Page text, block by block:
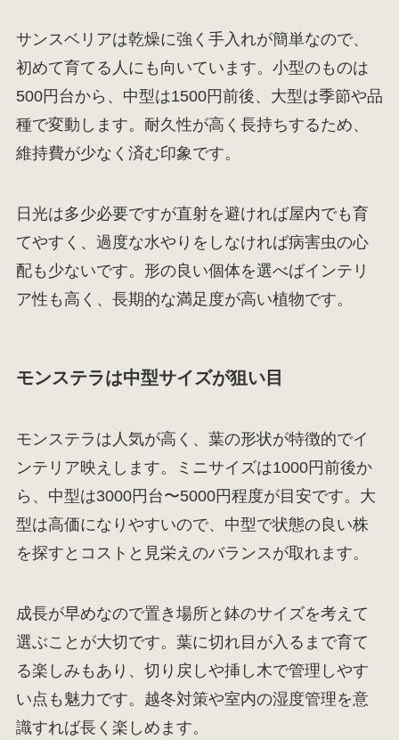
サンスベリアは乾燥に強く手入れが簡単なので、
初めて育てる人にも向いています。小型のものは
500円台から、中型は1500円前後、大型は季節や品
種で変動します。耐久性が高く長持ちするため、
維持費が少なく済む印象です。
日光は多少必要ですが直射を避ければ屋内でも育
てやすく、過度な水やりをしなければ病害虫の心
配も少ないです。形の良い個体を選べばインテリ
ア性も高く、長期的な満足度が高い植物です。
モンステラは中型サイズが狙い目
モンステラは人気が高く、葉の形状が特徴的でイ
ンテリア映えします。ミニサイズは1000円前後か
ら、中型は3000円台〜5000円程度が目安です。大
型は高価になりやすいので、中型で状態の良い株
を探すとコストと見栄えのバランスが取れます。
成長が早めなので置き場所と鉢のサイズを考えて
選ぶことが大切です。葉に切れ目が入るまで育て
る楽しみもあり、切り戻しや挿し木で管理しやす
い点も魅力です。越冬対策や室内の湿度管理を意
識すれば長く楽しめます。